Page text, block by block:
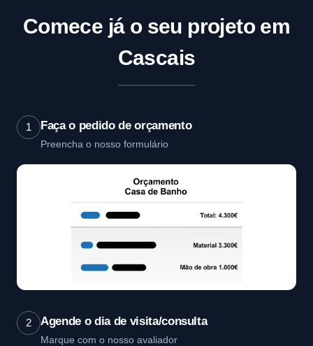
Comece já o seu projeto em
Cascais
1 Faça o pedido de orçamento
Preencha o nosso formulário
2 Agende o dia de visita/consulta
Marque com o nosso avaliador